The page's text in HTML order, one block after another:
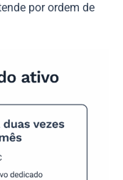
por ordem de